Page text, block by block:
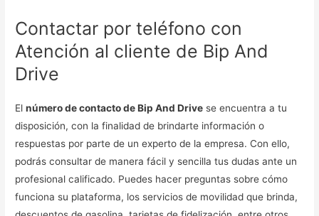
Contactar por teléfono con
Atención al cliente de Bip And
Drive
Elnúmero de contacto de Bip And Drive se encuentra a tu
disposición, con la finalidad de brindarte información o
respuestas por parte de un experto de la empresa. Con ello,
podrás consultar de manera fácil y sencilla tus dudas ante un
profesional calificado. Puedes hacer preguntas sobre cómo
funciona su plataforma, los servicios de movilidad que brinda,